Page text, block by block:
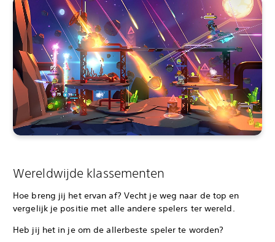
Wereldwijde klassementen
Hoe breng jij het ervan af? Vecht je weg naar de top en
vergelijk je positie met alle andere spelers ter wereld.
Heb jij het in je om de allerbeste speler te worden?